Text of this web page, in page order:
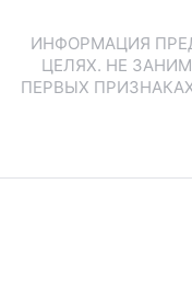
ИНФОРМАЦИЯ
ЦЕЛЯХ. НЕ
ПЕРВЫХ